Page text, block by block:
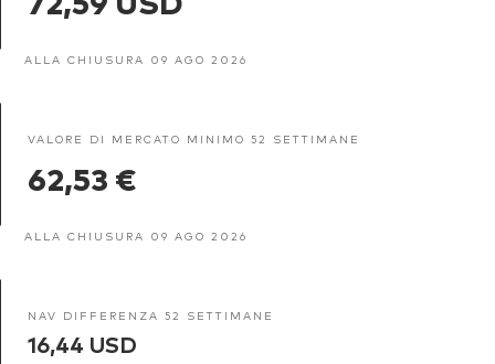
ALLA CHIUSURA 09 AGO 2026
VALORE DI MERCATO MINIMO 52 SETTIMANE
62,53 €
ALLA CHIUSURA 09 AGO 2026
NAV DIFFERENZA 52 SETTIMANE
16,44 USD